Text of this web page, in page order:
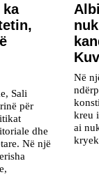
ka
Sali
për
dhe
Në një
Në
kreu
ai